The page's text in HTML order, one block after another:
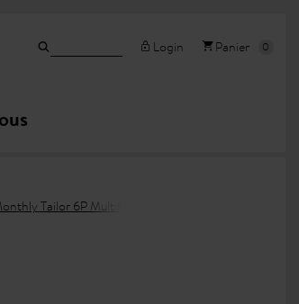
Login Panier
Tailor 6P Multifocal Toric N